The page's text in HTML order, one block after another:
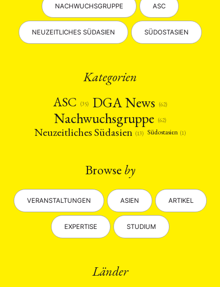
NACHWUCHSGRUPPE ASC
NEUZEITLICHES SÜDASIEN SÜDOSTASIEN
Kategorien
ASC
(35) DGA News (62)
Nachwuchsgruppe (62)
Neuzeitliches Südasien (13) Südostasien (1)
Browse by
VERANSTALTUNGEN ASIEN ARTIKEL
EXPERTISE STUDIUM
Länder